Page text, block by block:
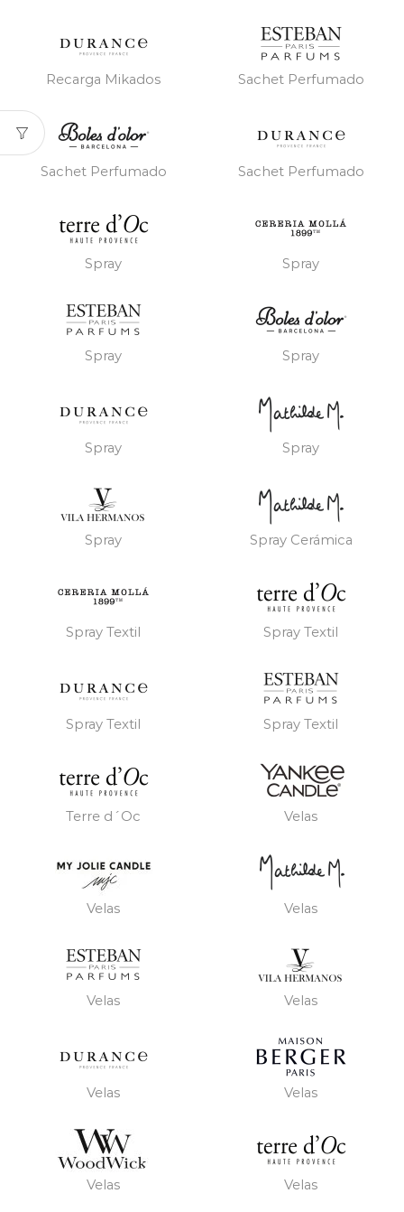
Recarga Mikados Sachet Perfumado
Sachet Perfumado Sachet Perfumado
Spray Spray
Spray Spray
Spray Spray
Spray Spray Cerámica
Spray Textil Spray Textil
Spray Textil Spray Textil
Terre d´Oc Velas
Velas Velas
Velas Velas
Velas Velas
Velas Velas